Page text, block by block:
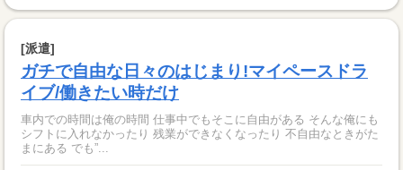
[派遣]
ガチで自由な日々のはじまり!マイペースドラ
イブ/働きたい時だけ
車内での時間は俺の時間 仕事中でもそこに自由がある そんな俺にも
シフトに入れなかったり 残業ができなくなったり 不自由なときがた
まにある でも”...